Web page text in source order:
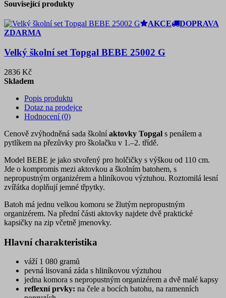
Související produkty
AKCE
DOPRAVA
ZDARMA
Velký školní set Topgal BEBE 25002 G
2836 Kč
Skladem
Popis produktu
Dotaz na prodejce
Hodnocení (0)
Cenově zvýhodněná sada školníaktovky Topgal s penálem a
pytlíkem na přezůvky pro školačku v 1.–2. třídě.
Model BEBE je jako stvořený pro holčičky s výškou od 110 cm.
Jde o kompromis mezi aktovkou a školním batohem, s
nepropustným organizérem a hliníkovou výztuhou. Roztomilá lesní
zvířátka doplňují jemné třpytky.
Batoh má jednu velkou komoru se žlutým nepropustným
organizérem. Na přední části aktovky najdete dvě praktické
kapsičky na zip včetně jmenovky.
Hlavní charakteristika
váží 1 080 gramů
pevná lisovaná záda s hliníkovou výztuhou
jedna komora s nepropustným organizérem a dvě malé kapsy
reflexní prvky: na čele a bocích batohu, na ramenních